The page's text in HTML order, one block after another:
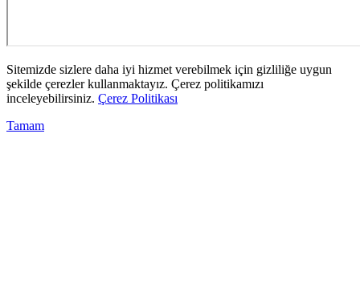
Sitemizde sizlere daha iyi hizmet verebilmek için gizliliğe uygun
şekilde çerezler kullanmaktayız. Çerez politikamızı
inceleyebilirsiniz. Çerez Politikası
Tamam